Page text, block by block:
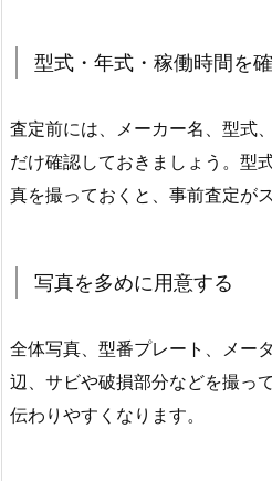
型式・年式・稼働時間を
査定前には、メーカー名、型式
だけ確認しておきましょう。型
真を撮っておくと、事前査定が
写真を多めに用意する
全体写真、型番プレート、メー
辺、サビや破損部分などを撮っ
伝わりやすくなります。